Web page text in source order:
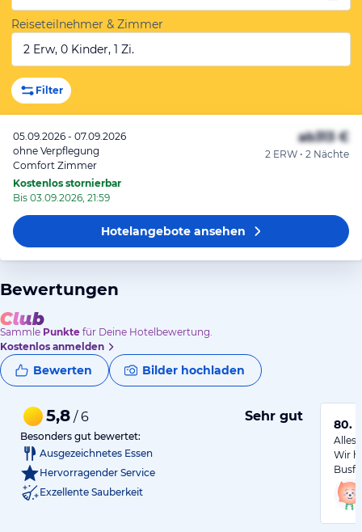
Reiseteilnehmer & Zimmer
2 Erw, 0 Kinder, 1 Zi.
Filter
05.09.2026 - 07.09.2026
ohne Verpflegung
Comfort Zimmer
Kostenlos stornierbar
Bis 03.09.2026, 21:59
ab313 €
2 ERW • 2 Nächte
Hotelangeboteansehen
Bewertungen
Sammle Punkte für Deine Hotelbewertung.
Kostenlos anmelden
Bewerten Bilder hochladen
5,8 / 6 Sehr gut
Besonders gut bewertet:
Ausgezeichnetes Essen
Hervorragender Service
Exzellente Sauberkeit
80.
Alles
Wir